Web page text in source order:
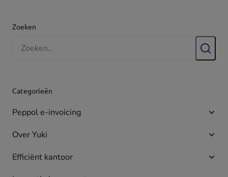
Filters
Zoeken
Categorieën
Peppol e-invoicing
Meer
voor
Over Yuki
Meer
voor
Efficiënt kantoor
Meer